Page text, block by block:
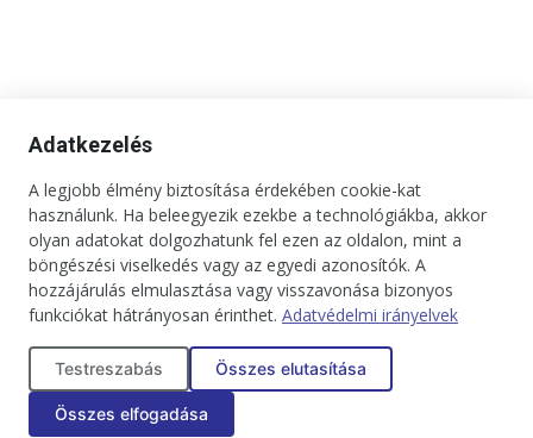
Kapcsolat Impresszum Médiaajánlat
Jogi tudnivalók
Adatkezelési tájékoztató
Copyright © 2025. Minden jog fenntartva. onBRANDS
Adatkezelés
A legjobb élmény biztosítása érdekében cookie-kat
használunk. Ha beleegyezik ezekbe a technológiákba, akkor
olyan adatokat dolgozhatunk fel ezen az oldalon, mint a
böngészési viselkedés vagy az egyedi azonosítók. A
hozzájárulás elmulasztása vagy visszavonása bizonyos
funkciókat hátrányosan érinthet. Adatvédelmi irányelvek
Testreszabás Összes elutasítása
Összes elfogadása